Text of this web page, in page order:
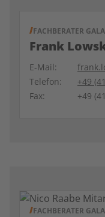
FACHBERATER
Frank
E-Mail:
Telefon:
+49
Fax:
+49
FACHBERATER